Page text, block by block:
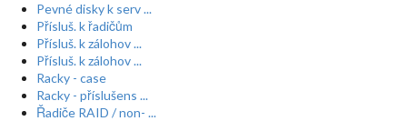
Pevné disky k serv ...
Přísluš. k řadičům
Přísluš. k zálohov ...
Přísluš. k zálohov ...
Racky - case
Racky - příslušens ...
Řadiče RAID / non- ...